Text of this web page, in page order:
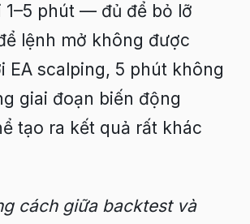
1–5 phút — đủ để bỏ lỡ
lệnh mở không được
EA scalping, 5 phút không
giai đoạn biến động
tạo ra kết quả rất khác
cách giữa backtest và